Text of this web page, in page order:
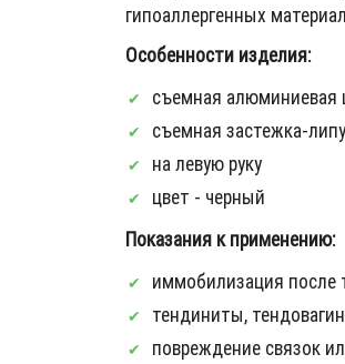
гипоаллергенных
Особенности изделия:
съемная алюминиевая
съемная застежка-
на левую руку
цвет - черный
Показания к применению:
иммобилизация после
тендиниты,
повреждение связок